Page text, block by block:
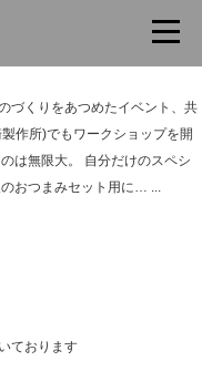
づくりをあつめたイベント、共
作所)でもワークショップを開
は無限大。 自分だけのスペシ
おつまみセット用に… ...
ております